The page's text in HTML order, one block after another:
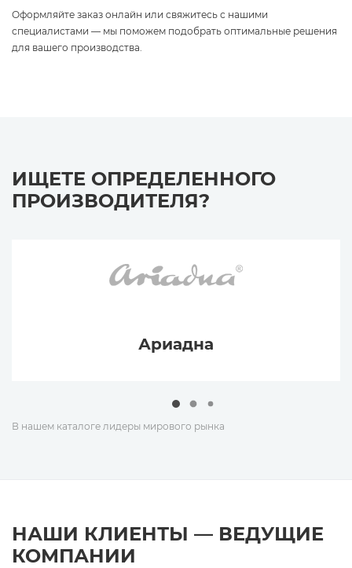
Оформляйте заказ онлайн или свяжитесь с нашими
специалистами — мы поможем подобрать оптимальные решения
для вашего производства.
ИЩЕТЕ ОПРЕДЕЛЕННОГО
ПРОИЗВОДИТЕЛЯ?
Ариадна
В нашем каталоге лидеры мирового рынка
НАШИ КЛИЕНТЫ — ВЕДУЩИЕ
КОМПАНИИ